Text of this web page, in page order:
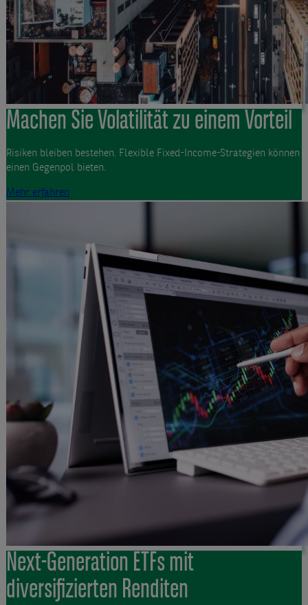
Machen Sie Volatilität zu einem Vorteil
Risiken bleiben bestehen. Flexible Fixed-Income-Strategien können
einen Gegenpol bieten.
Mehr erfahren
Next-Generation ETFs mit
diversifizierten Renditen